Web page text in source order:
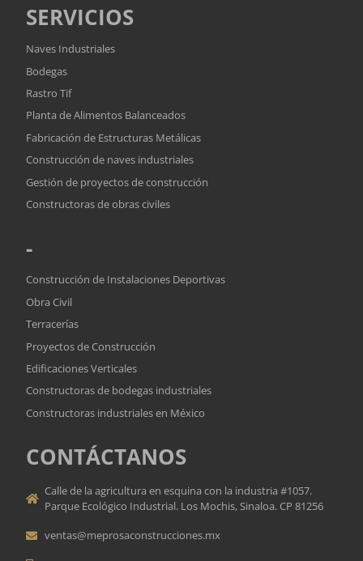
SERVICIOS
Naves Industriales
Bodegas
Rastro Tif
Planta de Alimentos Balanceados
Fabricación de Estructuras Metálicas
Construcción de naves industriales
Gestión de proyectos de construcción
Constructoras de obras civiles
-
Construcción de Instalaciones Deportivas
Obra Civil
Terracerías
Proyectos de Construcción
Edificaciones Verticales
Constructoras de bodegas industriales
Constructoras industriales en México
CONTÁCTANOS
Calle de la agricultura en esquina con la industria #1057.
Parque Ecológico Industrial. Los Mochis, Sinaloa. CP 81256
ventas@meprosaconstrucciones.mx